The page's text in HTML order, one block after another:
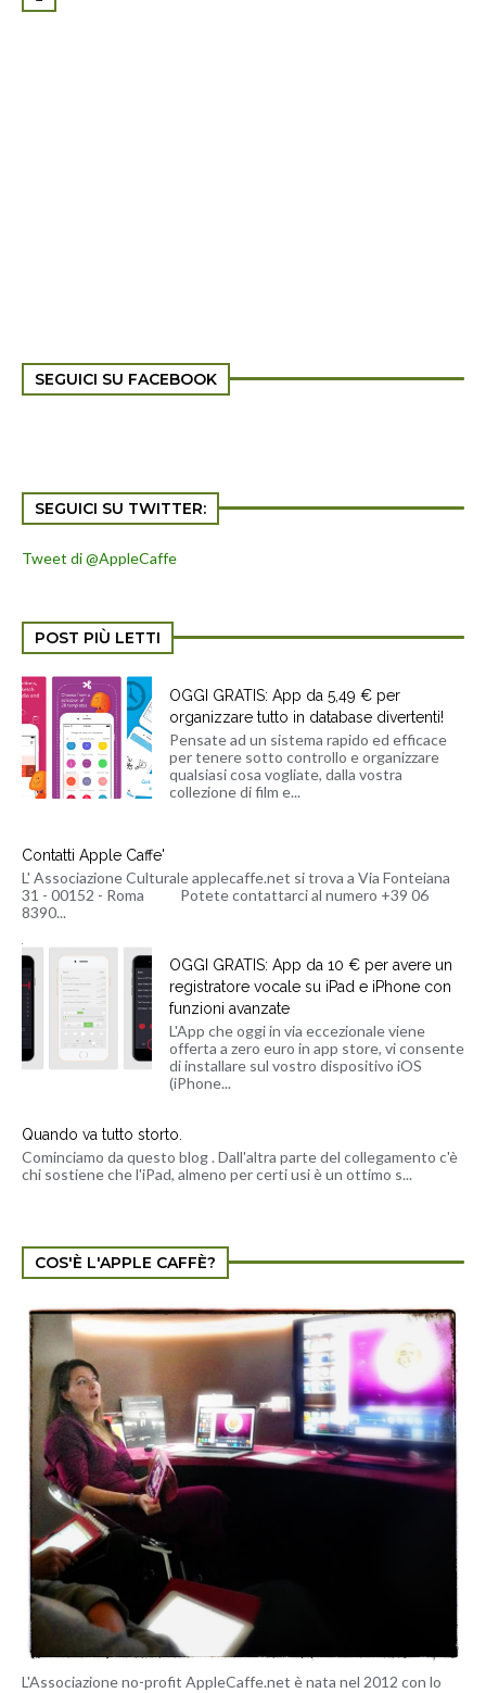
SEGUICI SU FACEBOOK
SEGUICI SU TWITTER:
Tweet di @AppleCaffe
POST PIÙ LETTI
OGGI GRATIS: App da 5,49 € per
organizzare tutto in database divertenti!
Pensate ad un sistema rapido ed efficace
per tenere sotto controllo e organizzare
qualsiasi cosa vogliate, dalla vostra
collezione di film e...
Contatti Apple Caffe'
L' Associazione Culturale applecaffe.net si trova a Via Fonteiana
31 - 00152 - Roma Potete contattarci al numero +39 06
8390...
OGGI GRATIS: App da 10 € per avere un
registratore vocale su iPad e iPhone con
funzioni avanzate
L'App che oggi in via eccezionale viene
offerta a zero euro in app store, vi consente
di installare sul vostro dispositivo iOS
(iPhone...
Quando va tutto storto.
Cominciamo da questo blog . Dall'altra parte del collegamento c'è
chi sostiene che l'iPad, almeno per certi usi è un ottimo s...
COS'È L'APPLE CAFFÈ?
L'Associazione no-profit AppleCaffe.net è nata nel 2012 con lo